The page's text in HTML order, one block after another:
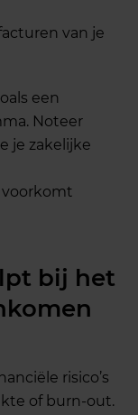
van je
een
Noteer
je zakelijke
bij het
risico’s
of burn-out.